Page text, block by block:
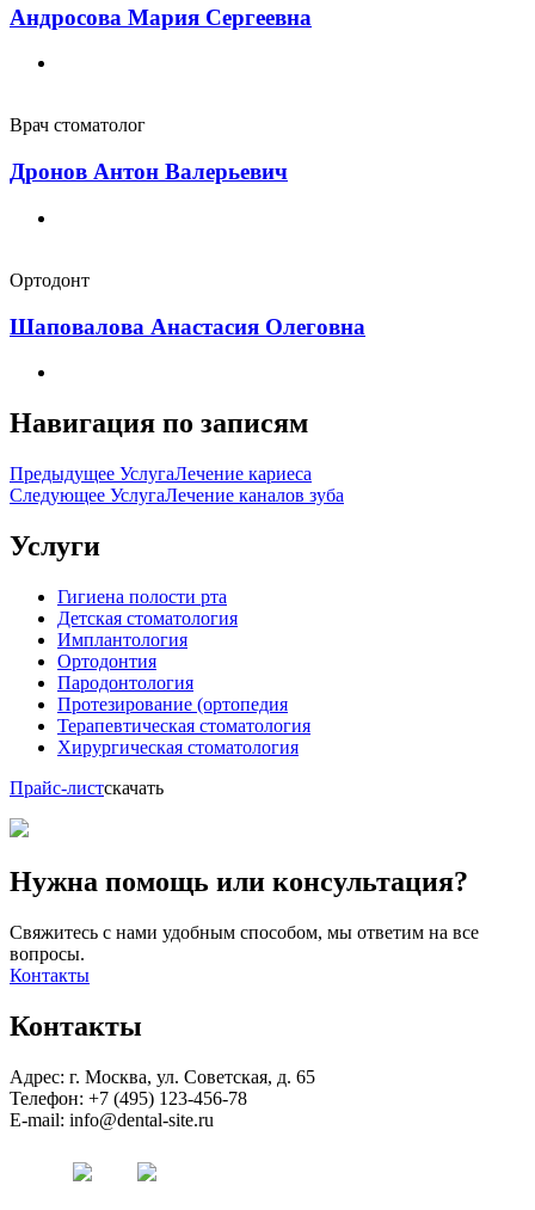
Андросова Мария Сергеевна
Врач стоматолог
Дронов Антон Валерьевич
Ортодонт
Шаповалова Анастасия Олеговна
Навигация по записям
Предыдущее УслугаЛечение кариеса
Следующее УслугаЛечение каналов зуба
Услуги
Гигиена полости рта
Детская стоматология
Имплантология
Ортодонтия
Пародонтология
Протезирование (ортопедия
Терапевтическая стоматология
Хирургическая стоматология
Прайс-листскачать
Нужна помощь или консультация?
Свяжитесь с нами удобным способом, мы ответим на все
вопросы.
Контакты
Контакты
Адрес: г. Москва, ул. Советская, д. 65
Телефон: +7 (495) 123-456-78
E-mail: info@dental-site.ru